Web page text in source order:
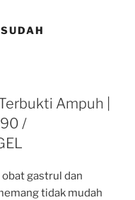
Ampuh |
/
gastrul dan
tidak mudah